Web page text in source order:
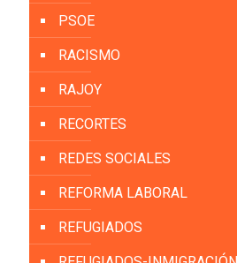
PSOE
RACISMO
RAJOY
RECORTES
REDES SOCIALES
REFORMA LABORAL
REFUGIADOS